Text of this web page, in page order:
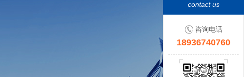
contact us
咨询电话
18936740760